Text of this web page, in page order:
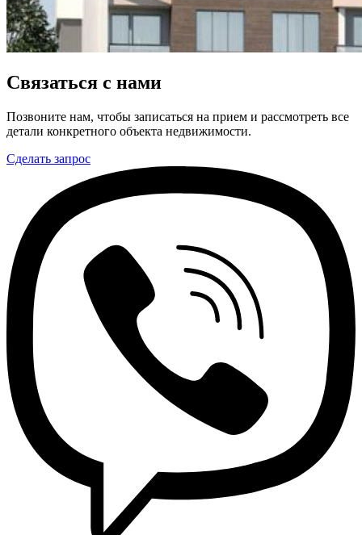
Связаться с нами
Позвоните нам, чтобы записаться на прием и рассмотреть все
детали конкретного объекта недвижимости.
Сделать запрос